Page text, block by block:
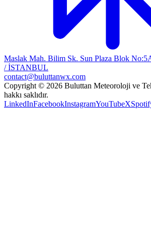
Maslak Mah. Bilim Sk. Sun Plaza Blok
/ İSTANBUL
contact@buluttanwx.com
Copyright © 2026 Buluttan Meteoroloji ve
hakkı saklıdır.
LinkedInFacebookInstagramYouTubeX